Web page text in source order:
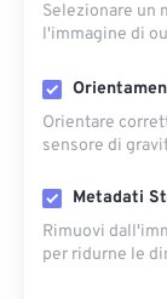
Selezionare un
l'immagine di
Orientare
sensore di
Metadati
Rimuovi
per ridurne le